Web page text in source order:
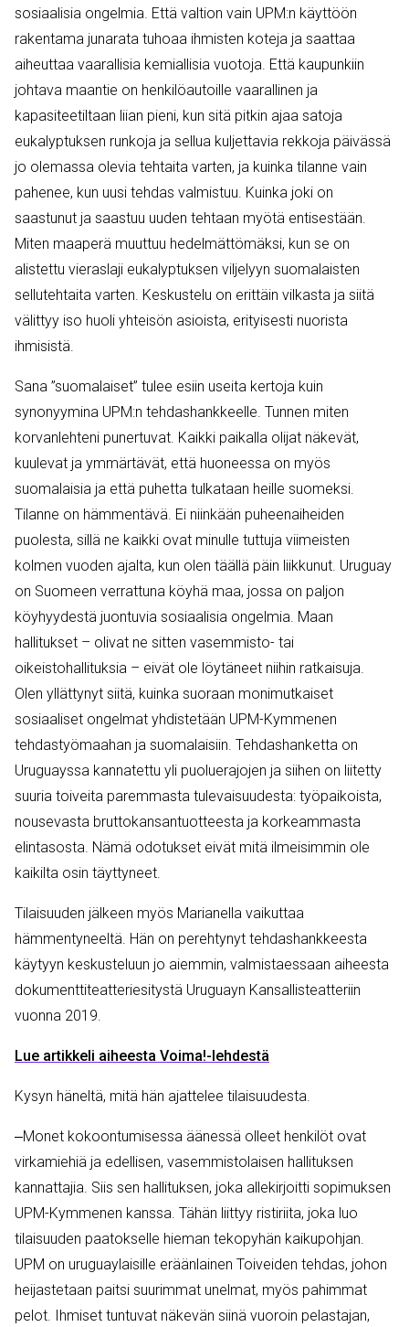
sosiaalisia ongelmia. Että valtion vain UPM:n käyttöön
rakentama junarata tuhoaa ihmisten koteja ja saattaa
aiheuttaa vaarallisia kemiallisia vuotoja. Että kaupunkiin
johtava maantie on henkilöautoille vaarallinen ja
kapasiteetiltaan liian pieni, kun sitä pitkin ajaa satoja
eukalyptuksen runkoja ja sellua kuljettavia rekkoja päivässä
jo olemassa olevia tehtaita varten, ja kuinka tilanne vain
pahenee, kun uusi tehdas valmistuu. Kuinka joki on
saastunut ja saastuu uuden tehtaan myötä entisestään.
Miten maaperä muuttuu hedelmättömäksi, kun se on
alistettu vieraslaji eukalyptuksen viljelyyn suomalaisten
sellutehtaita varten. Keskustelu on erittäin vilkasta ja siitä
välittyy iso huoli yhteisön asioista, erityisesti nuorista
ihmisistä.
Sana ”suomalaiset” tulee esiin useita kertoja kuin
synonyymina UPM:n tehdashankkeelle. Tunnen miten
korvanlehteni punertuvat. Kaikki paikalla olijat näkevät,
kuulevat ja ymmärtävät, että huoneessa on myös
suomalaisia ja että puhetta tulkataan heille suomeksi.
Tilanne on hämmentävä. Ei niinkään puheenaiheiden
puolesta, sillä ne kaikki ovat minulle tuttuja viimeisten
kolmen vuoden ajalta, kun olen täällä päin liikkunut. Uruguay
on Suomeen verrattuna köyhä maa, jossa on paljon
köyhyydestä juontuvia sosiaalisia ongelmia. Maan
hallitukset – olivat ne sitten vasemmisto- tai
oikeistohallituksia – eivät ole löytäneet niihin ratkaisuja.
Olen yllättynyt siitä, kuinka suoraan monimutkaiset
sosiaaliset ongelmat yhdistetään UPM-Kymmenen
tehdastyömaahan ja suomalaisiin. Tehdashanketta on
Uruguayssa kannatettu yli puoluerajojen ja siihen on liitetty
suuria toiveita paremmasta tulevaisuudesta: työpaikoista,
nousevasta bruttokansantuotteesta ja korkeammasta
elintasosta. Nämä odotukset eivät mitä ilmeisimmin ole
kaikilta osin täyttyneet.
Tilaisuuden jälkeen myös Marianella vaikuttaa
hämmentyneeltä. Hän on perehtynyt tehdashankkeesta
käytyyn keskusteluun jo aiemmin, valmistaessaan aiheesta
dokumenttiteatteriesitystä Uruguayn Kansallisteatteriin
vuonna 2019.
Lue artikkeli aiheesta Voima!-lehdestä
Kysyn häneltä, mitä hän ajattelee tilaisuudesta.
‒Monet kokoontumisessa äänessä olleet henkilöt ovat
virkamiehiä ja edellisen, vasemmistolaisen hallituksen
kannattajia. Siis sen hallituksen, joka allekirjoitti sopimuksen
UPM-Kymmenen kanssa. Tähän liittyy ristiriita, joka luo
tilaisuuden paatokselle hieman tekopyhän kaikupohjan.
UPM on uruguaylaisille eräänlainen Toiveiden tehdas, johon
heijastetaan paitsi suurimmat unelmat, myös pahimmat
pelot. Ihmiset tuntuvat näkevän siinä vuoroin pelastajan,